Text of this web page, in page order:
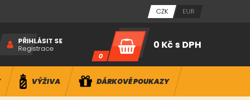
CZK EUR
PŘIHLÁSIT SE
Registrace
0
0 Kčs DPH
VÝŽIVA DÁRKOVÉ POUKAZY